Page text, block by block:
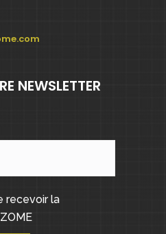
NEWSLETTER
recevoir la